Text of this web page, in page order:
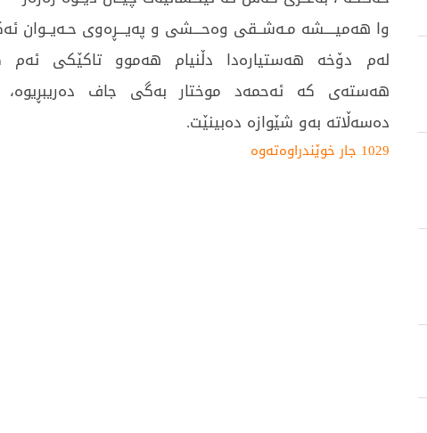
وا ھەمیــــشە مـەشــقی وەحـــشی و پەیـــڕەوی حـەیــوان
لەم دۆخە هەستیارەدا دڵنیام هەموو تاکێکی ئەم
هەستەی کە ئەحمەد موختار بەگی جاف
دەسەڵاتە بەو شێوازە دەبینێت.
1029 جار خوێندراوەتەوە